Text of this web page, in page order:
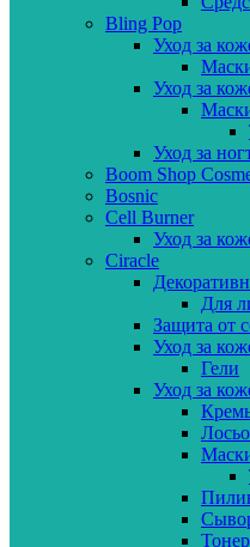
Bling Pop
Уход за
Уход за
Уход за
Boom Shop
Bosnic
Cell Burner
Уход за
Ciracle
Для
Защита от
Уход за
Гели
Уход за